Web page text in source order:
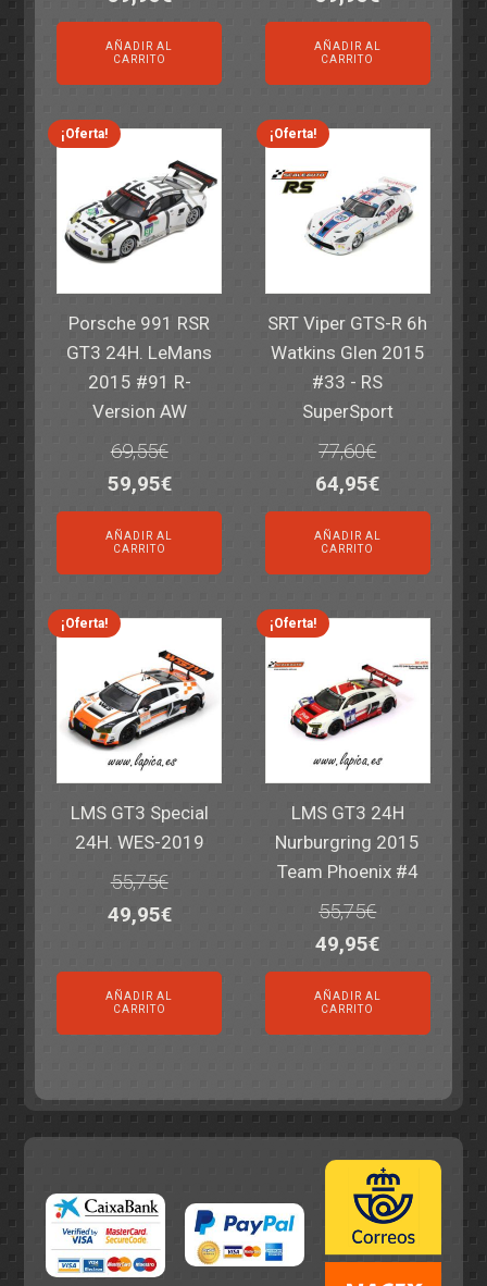
precio
original
era:
82,40€.
precio
es:
59,95€.
AÑADIR AL
CARRITO
precio
original
era:
82,40€.
precio
es:
59,95€.
AÑADIR AL
CARRITO
¡Oferta!
Porsche 991 RSR
GT3 24H. LeMans
2015 #91 R-
Version AW
69,55€
El
precio
original
era:
69,55€.
59,95€El
precio
actual
es:
59,95€.
AÑADIR AL
CARRITO
¡Oferta!
SRT Viper GTS-R 6h
Watkins Glen 2015
#33 - RS
SuperSport
77,60€
El
precio
original
era:
77,60€.
64,95€El
precio
actual
es:
64,95€.
AÑADIR AL
CARRITO
¡Oferta!
LMS GT3 Special
24H. WES-2019
55,75€
El
original
era:
49,95€El
actual
AÑADIR AL
CARRITO
¡Oferta!
LMS GT3 24H
Nurburgring 2015
Team Phoenix #4
55,75€
El
precio
original
era:
49,95€El
precio
actual
es:
AÑADIR AL
CARRITO